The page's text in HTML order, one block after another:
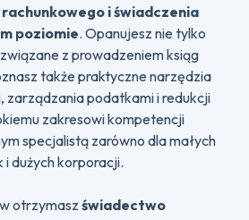
i świadczenia
poziomie. Opanujesz nie tylko
z prowadzeniem ksiąg
także praktyczne narzędzia
zarządzania podatkami i redukcji
zakresowi kompetencji
specjalistą zarówno dla małych
i dużych korporacji.
otrzymasz świadectwo